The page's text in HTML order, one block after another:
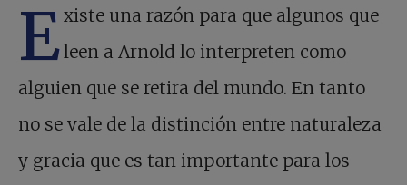
Existe una razón para que algunos que
leen a Arnold lo interpreten como
alguien que se retira del mundo. En tanto
no se vale de la distinción entre naturaleza
y gracia que es tan importante para los